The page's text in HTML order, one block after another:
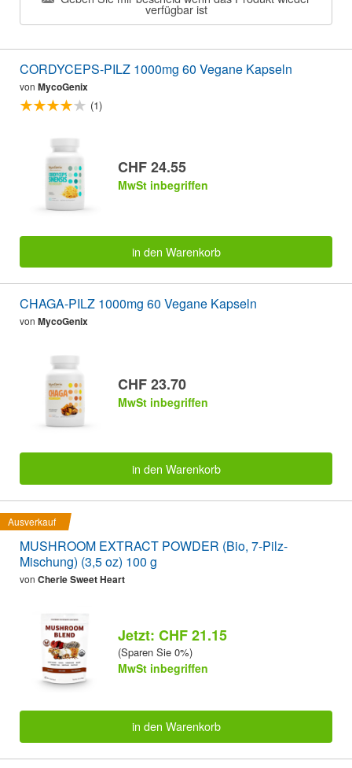
verfügbar ist
CORDYCEPS-PILZ 1000mg 60 Vegane Kapseln
von MycoGenix
(1)
CHF 24.55
MwSt inbegriffen
in den Warenkorb
CHAGA-PILZ 1000mg 60 Vegane Kapseln
von MycoGenix
CHF 23.70
MwSt inbegriffen
in den Warenkorb
Ausverkauf
MUSHROOM EXTRACT POWDER (Bio, 7-Pilz-
Mischung) (3,5 oz) 100 g
von Cherie Sweet Heart
Jetzt: CHF 21.15
(Sparen Sie 0%)
MwSt inbegriffen
in den Warenkorb